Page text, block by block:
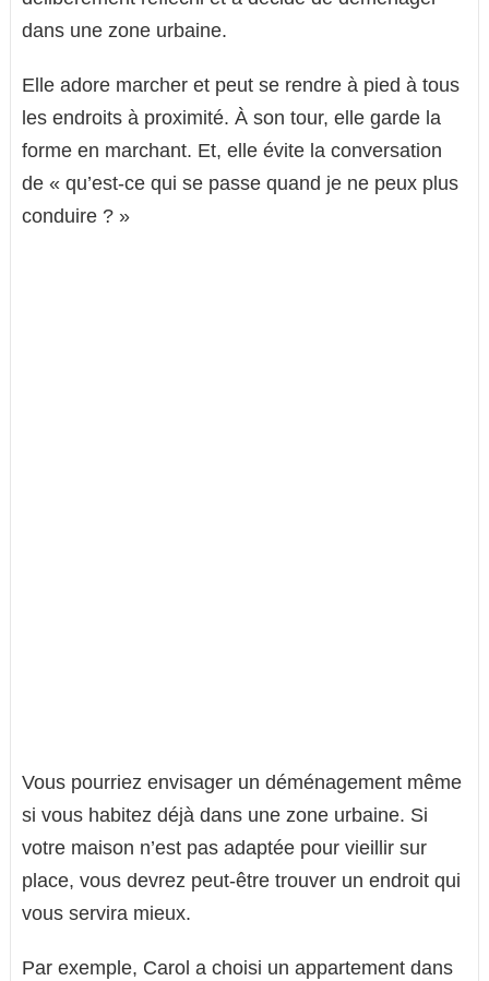
dans une zone urbaine.
Elle adore marcher et peut se rendre à pied à tous
les endroits à proximité. À son tour, elle garde la
forme en marchant. Et, elle évite la conversation
de « qu’est-ce qui se passe quand je ne peux plus
conduire ? »
Vous pourriez envisager un déménagement même
si vous habitez déjà dans une zone urbaine. Si
votre maison n’est pas adaptée pour vieillir sur
place, vous devrez peut-être trouver un endroit qui
vous servira mieux.
Par exemple, Carol a choisi un appartement dans